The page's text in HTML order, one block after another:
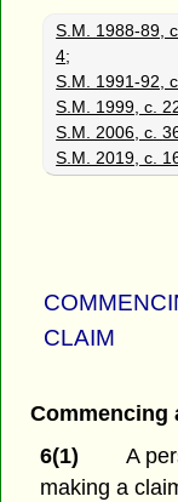
S.M. 1988-89,
4;
S.M. 1991-92,
S.M. 1999, c.
S.M. 2006, c.
S.M. 2019, c.
CLAIM
Commencing
6(1)
A
making a